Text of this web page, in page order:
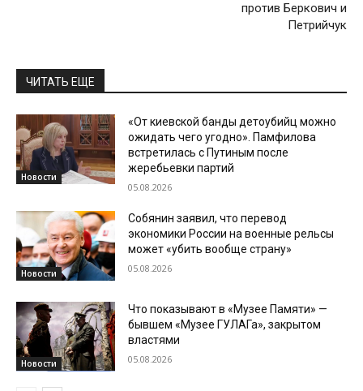
против Беркович и
Петрийчук
ЧИТАТЬ ЕЩЕ
Новости
«От киевской банды детоубийц можно
ожидать чего угодно». Памфилова
встретилась с Путиным после
жеребьевки партий
05.08.2026
Новости
Собянин заявил, что перевод
экономики России на военные рельсы
может «убить вообще страну»
05.08.2026
Новости
Что показывают в «Музее Памяти» —
бывшем «Музее ГУЛАГа», закрытом
властями
05.08.2026